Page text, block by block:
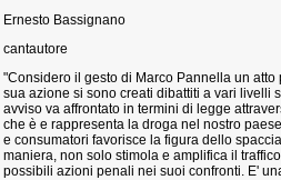
Ernesto Bassignano
cantautore
"Considero il gesto di Marco Pannella un
sua azione si sono creati dibattiti a vari livelli
avviso va affrontato in termini di legge
che è e rappresenta la droga nel nostro
e consumatori favorisce la figura dello
maniera, non solo stimola e amplifica il
possibili azioni penali nei suoi confronti. E'